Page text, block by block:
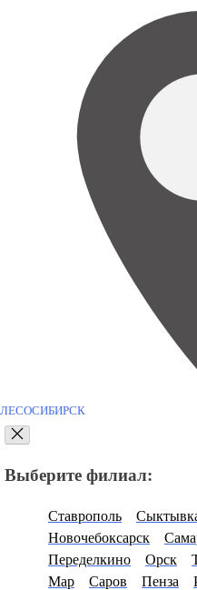
ЛЕСОСИБИРСК
Выберите филиал:
Ставрополь
Новочебоксарск
Переделкино
Орск
Мар
Саров Пенза